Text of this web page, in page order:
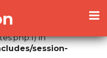
information - headers
at
in
session-